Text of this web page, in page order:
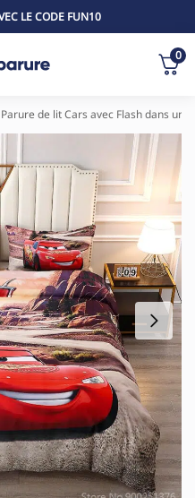
LE CODE FUN10
0
Parure de lit Cars avec Flash dans un